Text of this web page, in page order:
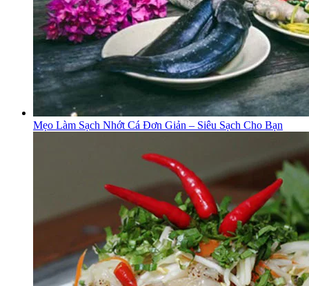
Mẹo Làm Sạch Nhớt Cá Đơn Giản – Siêu Sạch Cho Bạn